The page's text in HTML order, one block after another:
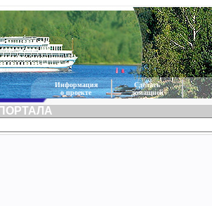
Информация
о проекте
Сделать
домашней